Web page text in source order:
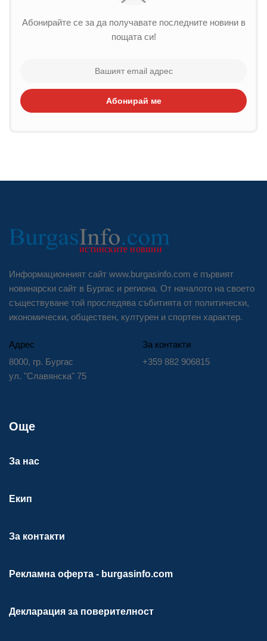
Абонирайте се за да получавате последните новини в
пощата си!
Абонирай ме
Информационният сайт www.burgasinfo.com е първият
новинарски сайт в Бургас и региона. От началото на своето
съществуване той проследява събитията от политически,
икономически, обществен, културен и спортен характер.
Адрес
8000, гр. Бургас
ул. "Славянска" 75
За контакти
+359 882 906815
Още
За нас
Екип
За контакти
Рекламна оферта - burgasinfo.com
Декларация за поверителност